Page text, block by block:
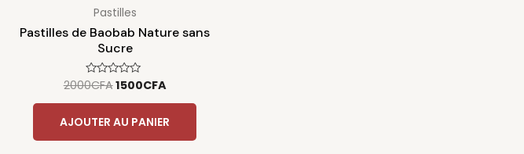
Pastilles
Pastilles de Baobab Nature sans
Sucre
Note
sur
2000CFA1500CFA
AJOUTER AU PANIER